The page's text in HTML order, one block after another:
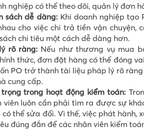
nghiệp có thể theo dõi, quản lý đơn
sách dễ dàng:Khi doanh nghiệp tạo
cho việc chi trả tiền vận chuyện,
chi tiêu một cách dễ dàng hơn.
rõ ràng: Nếu như thương vụ mua
thức, đơn đặt hàng có thể đóng
PO trở thành tài liệu pháp lý rõ
cung cấp.
trong hoạt động kiểm toán:
viên luôn cần phải tìm ra được sự
thể sửa đổi. Vì thế, việc phát hành,
đúng đắn để các nhân viên kiểm